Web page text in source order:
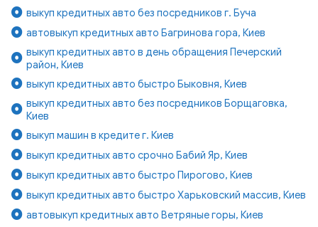
выкуп кредитных авто без посредников г. Буча
автовыкуп кредитных авто Багринова гора, Киев
выкуп кредитных авто в день обращения Печерский
район, Киев
выкуп кредитных авто быстро Быковня, Киев
выкуп кредитных авто без посредников Борщаговка,
Киев
выкуп машин в кредите г. Киев
выкуп кредитных авто срочно Бабий Яр, Киев
выкуп кредитных авто быстро Пирогово, Киев
выкуп кредитных авто быстро Харьковский массив, Киев
автовыкуп кредитных авто Ветряные горы, Киев